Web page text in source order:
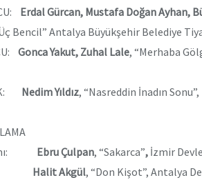
Erdal Gürcan, Mustafa Doğan Ayhan,
Bencil” Antalya Büyükşehir Belediye
Gonca Yakut, Zuhal Lale, “Merhaba
Nedim Yıldız, “Nasreddin İnadın Sonu”,
Ebru Çulpan, “Sakarca”, İzmir
Halit Akgül, “Don Kişot”, Antalya